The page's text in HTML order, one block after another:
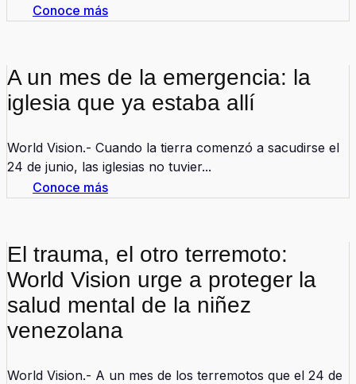
Conoce más
A un mes de la emergencia: la
iglesia que ya estaba allí
World Vision.- Cuando la tierra comenzó a sacudirse el
24 de junio, las iglesias no tuvier...
Conoce más
El trauma, el otro terremoto:
World Vision urge a proteger la
salud mental de la niñez
venezolana
World Vision.- A un mes de los terremotos que el 24 de